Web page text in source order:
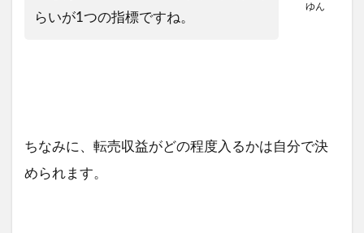
ゆん
らいが1つの指標ですね。
ちなみに、転売収益がどの程度入るかは自分で決
められます。